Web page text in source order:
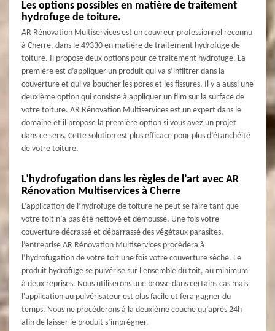
Les options possibles en matière de traitement
hydrofuge de toiture.
AR Rénovation Multiservices est un couvreur professionnel reconnu
à Cherre, dans le 49330 en matière de traitement hydrofuge de
toiture. Il propose deux options pour ce traitement hydrofuge. La
première est d’appliquer un produit qui va s’infiltrer dans la
couverture et qui va boucher les pores et les fissures. Il y a aussi une
deuxième option qui consiste à appliquer un film sur la surface de
votre toiture. AR Rénovation Multiservices est un expert dans le
domaine et il propose la première option si vous avez un projet
dans ce sens. Cette solution est plus efficace pour plus d’étanchéité
de votre toiture.
L’hydrofugation dans les règles de l’art avec AR
Rénovation Multiservices à Cherre
L’application de l’hydrofuge de toiture ne peut se faire tant que
votre toit n’a pas été nettoyé et démoussé. Une fois votre
couverture décrassé et débarrassé des végétaux parasites,
l’entreprise AR Rénovation Multiservices procèdera à
l’hydrofugation de votre toit une fois votre couverture sèche. Le
produit hydrofuge se pulvérise sur l'ensemble du toit, au minimum
à deux reprises. Nous utiliserons une brosse dans certains cas mais
l'application au pulvérisateur est plus facile et fera gagner du
temps. Nous ne procèderons à la deuxième couche qu’après 24h
afin de laisser le produit s’imprégner.